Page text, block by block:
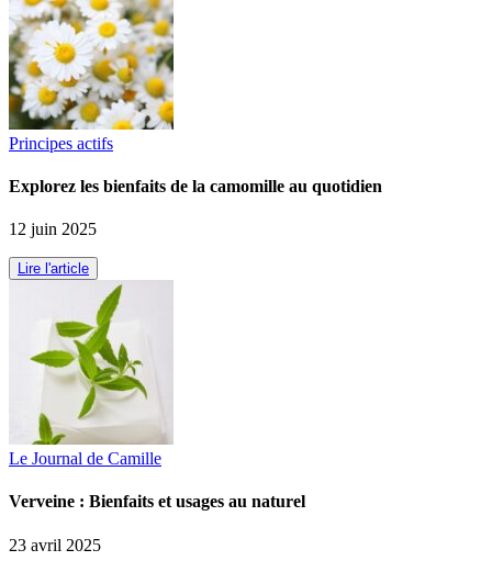
Principes actifs
Explorez les bienfaits de la camomille au quotidien
12 juin 2025
Lire l'article
Le Journal de Camille
Verveine : Bienfaits et usages au naturel
23 avril 2025